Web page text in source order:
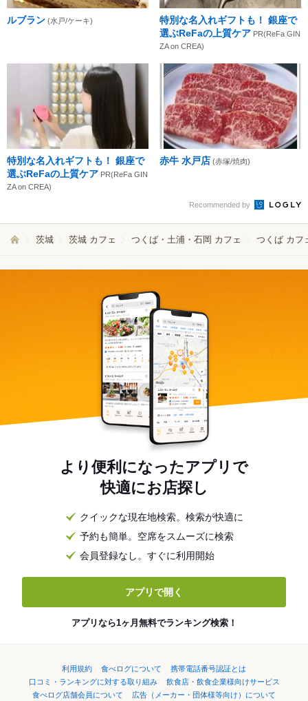
ルブラン (水戸/ケーキ)
特別な名入れギフトも！ 銀座で
選ぶReFaの上質ケア PR(ReFa GIN
ZA on CREA)
特別な名入れギフトも！ 銀座で
選ぶReFaの上質ケア PR(ReFa GIN
ZA on CREA)
赤牛 水戸店 (赤塚/焼肉)
Recommended by
茨城 茨城 カフェ つくば・土浦・石岡 カフェ つくば カフ
より便利になったアプリで
快適にお店探し
クイックな現在地検索。検索が快適に
予約も簡単。空席をスムーズに検索
会員登録なし。すぐに利用開始
アプリで開く
アプリなら1ヶ月無料でランキング検索！
利用規約 食べログについて
携帯電話番号認証とは
口コミ・ランキングに対する取り組み
飲食店・飲食企業様向けサービス
食べログ店舗会員について
広告（メーカー・団体様等向け）について